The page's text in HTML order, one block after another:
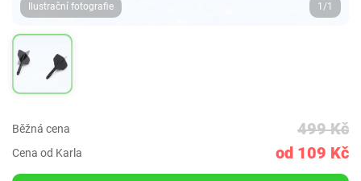
Ilustrační fotografie 1/1
Běžná cena 499 Kč
Cena od Karla od 109 Kč